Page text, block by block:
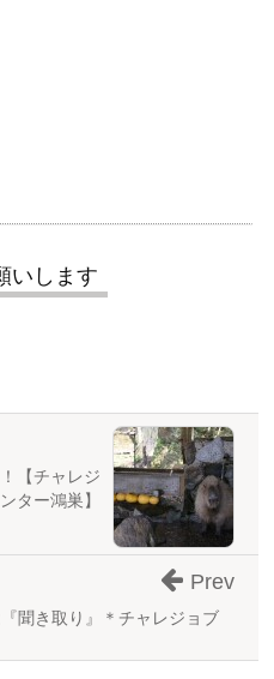
いします
【チャレジ
ター鴻巣】
『聞き取り』＊チャレジョブ
Prev